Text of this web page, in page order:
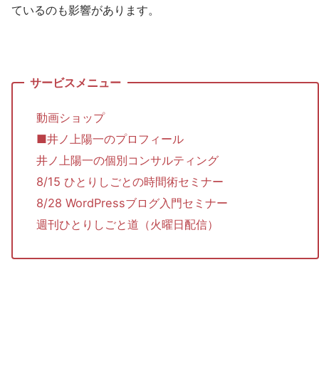
ているのも影響があります。
動画ショップ
■井ノ上陽一のプロフィール
井ノ上陽一の個別コンサルティング
8/15 ひとりしごとの時間術セミナー
8/28 WordPressブログ入門セミナー
週刊ひとりしごと道（火曜日配信）